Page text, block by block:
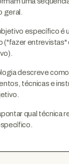
geral.
específico é
("fazer entrevistas"
descreve
técnicas e
qual técnica